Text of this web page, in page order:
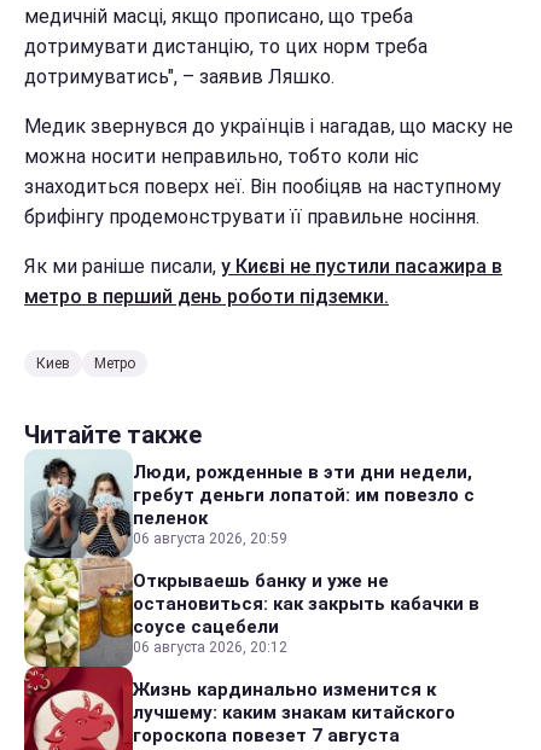
медичній масці, якщо прописано, що треба
дотримувати дистанцію, то цих норм треба
дотримуватись", – заявив Ляшко.
Медик звернувся до українців і нагадав, що маску не
можна носити неправильно, тобто коли ніс
знаходиться поверх неї. Він пообіцяв на наступному
брифінгу продемонструвати її правильне носіння.
Як ми раніше писали, у Києві не пустили пасажира в
метро в перший день роботи підземки.
Киев Метро
Читайте также
Люди, рожденные в эти дни недели,
гребут деньги лопатой: им повезло с
пеленок
06 августа 2026, 20:59
Открываешь банку и уже не
остановиться: как закрыть кабачки в
соусе сацебели
06 августа 2026, 20:12
Жизнь кардинально изменится к
лучшему: каким знакам китайского
гороскопа повезет 7 августа